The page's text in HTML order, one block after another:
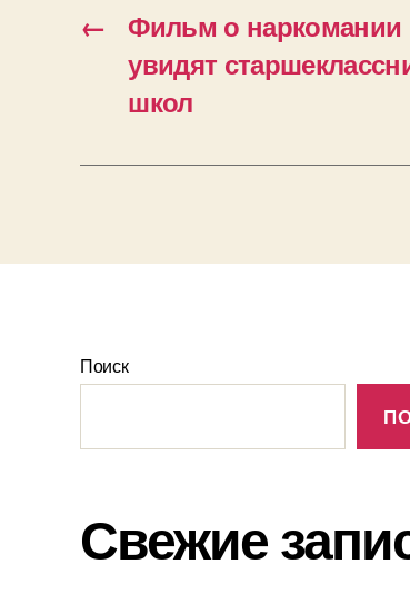
←
Фильм о наркомании
увидят
школ
Поиск
Свежие